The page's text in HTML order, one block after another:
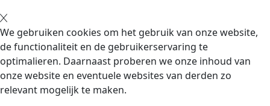
We gebruiken cookies om het gebruik van onze website,
de functionaliteit en de gebruikerservaring te
optimalieren. Daarnaast proberen we onze inhoud van
onze website en eventuele websites van derden zo
relevant mogelijk te maken.